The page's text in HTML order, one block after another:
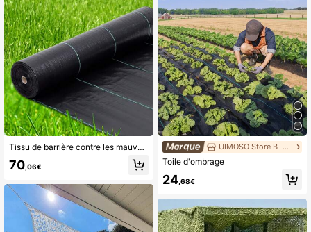
Tissu de barrière contre les mauvaises herbes de 1,8 m x 91,4 m, très résistant, tapis de jardin de qualité supérieure de 3,2 oz, installation facile pour un contrôle supérieur des mauvaises herbes, pour le contrôle de l'érosion, barrière contre les mauvaises herbes
70 ,06€
UIMOSO Store BTG EU
Toile d'ombrage
24 ,68€